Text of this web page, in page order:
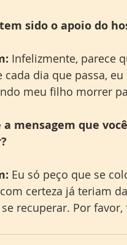
sido o apoio do
Infelizmente, parece
cada dia que passa,
meu filho morrer
a mensagem que
Eu só peço que se
certeza já teriam
recuperar. Por